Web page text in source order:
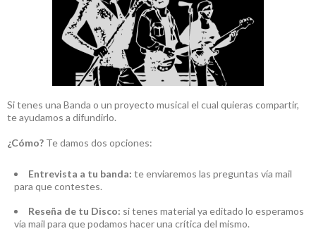
Si tenes una Banda o un proyecto musical el cual quieras compartir,
te ayudamos a difundirlo.
¿Cómo? Te damos dos opciones:
Entrevista a tu banda: te enviaremos las preguntas vía mail
para que contestes.
Reseña de tu Disco: si tenes material ya editado lo esperamos
vía mail para que podamos hacer una crítica del mismo.